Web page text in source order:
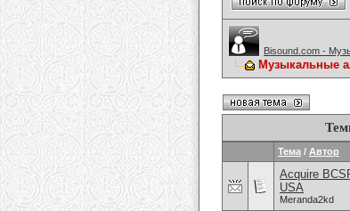
Bisound.com -
Музыкальные
Тема / Автор
Acquire
USA
Meranda2kd